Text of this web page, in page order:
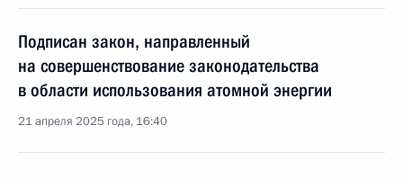
Подписан закон, направленный
на совершенствование законодательства
в области использования атомной энергии
21 апреля 2025 года, 16:40